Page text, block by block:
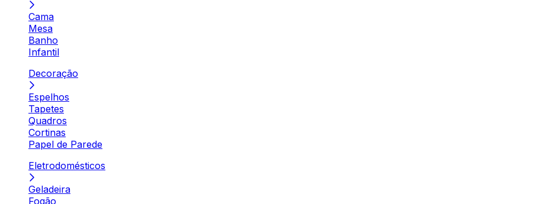
Cama
Mesa
Banho
Infantil
Decoração
Espelhos
Tapetes
Quadros
Cortinas
Papel de Parede
Eletrodomésticos
Geladeira
Fogão